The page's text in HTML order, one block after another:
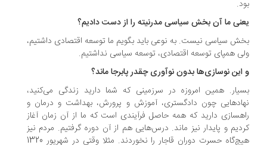
ما آن بخش سیاسی مدرنیته را از دست دادیم؟
سیاسی نیست. به ‌نوعی باید بگویم ما توسعه اقتصادی داشتیم،
همپای توسعه اقتصادی، توسعه سیاسی نداشتیم.
نوسازی‌ها بدون نوآوری چقدر پابرجا ماند؟
همین امروزه در سرزمینی که شما دارید زندگی می‌کنید،
چون دادگستری، آموزش و پرورش، بهداشت و درمان و
دارید که همه حاصل فرآیندی است که ما از آن زمان آغاز
و پایدار نیز ماند. درس‌هایی هم از آن دوره گرفتیم. مردم نیز
هیچ‌گاه حسرت دوران قاجار را نخوردند. مثلا وقتی در شهریور 1320